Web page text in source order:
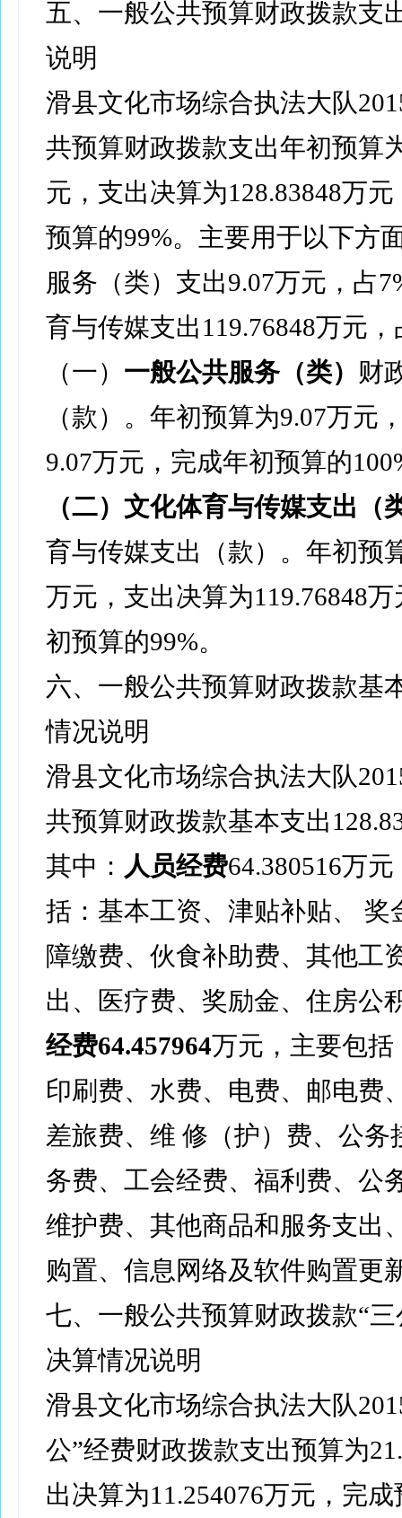
五、一般公共预算财政拨款支
说明
滑县文化市场综合执法大队
共预算财政拨款支出年初预算
元，支出决算为128.83848万
预算的99%。主要用于以下方
服务（类）支出9.07万元，占
育与传媒支出119.76848万元，
（一） 一般公共服务（类） 财
（款）。年初预算为9.07万元
9.07万元，完成年初预算的
（二） 文化体育与传媒支出 （
育与传媒支出（款）。年初预
万元，支出决算为119.76848
初预算的99%。
六、一般公共预算财政拨款基
情况说明
滑县文化市场综合执法大队
共预算财政拨款基本支出
其中： 人员经费64.380516万
括：基本工资、津贴补贴、 奖
障缴费、伙食补助费、其他工
出、医疗费、奖励金、住房公
经费64.457964万元，主要包
印刷费、水费、电费、邮电费
差旅费、维 修（护）费、公务
务费、工会经费、福利费、公
维护费、其他商品和服务支出
购置、信息网络及软件购置更
七、一般公共预算财政拨款“
决算情况说明
滑县文化市场综合执法大队
公”经费财政拨款支出预算为
出决算为11.254076万元，完